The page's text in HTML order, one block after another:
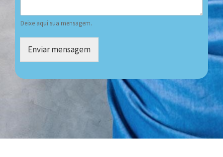
Deixe aqui sua mensagem.
Enviar mensagem